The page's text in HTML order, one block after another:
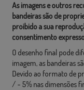
As imagens e outros
bandeiras são de
proibido a sua
consentimento
O desenho final pode
imagem, as bandeiras
Devido ao formato de
/ - 5% nas dimensões